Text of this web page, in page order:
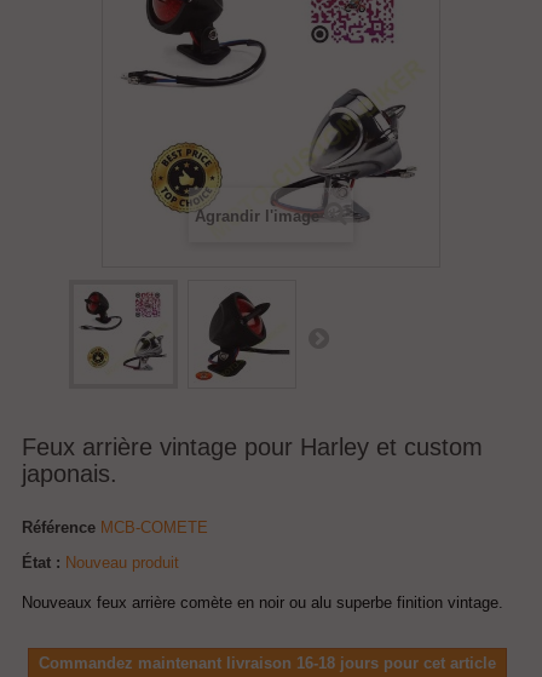
Agrandir l'image
Feux arrière vintage pour Harley et custom
japonais.
Référence MCB-COMETE
État : Nouveau produit
Nouveaux feux arrière comète en noir ou alu superbe finition vintage.
Commandez maintenant livraison 16-18 jours pour cet article